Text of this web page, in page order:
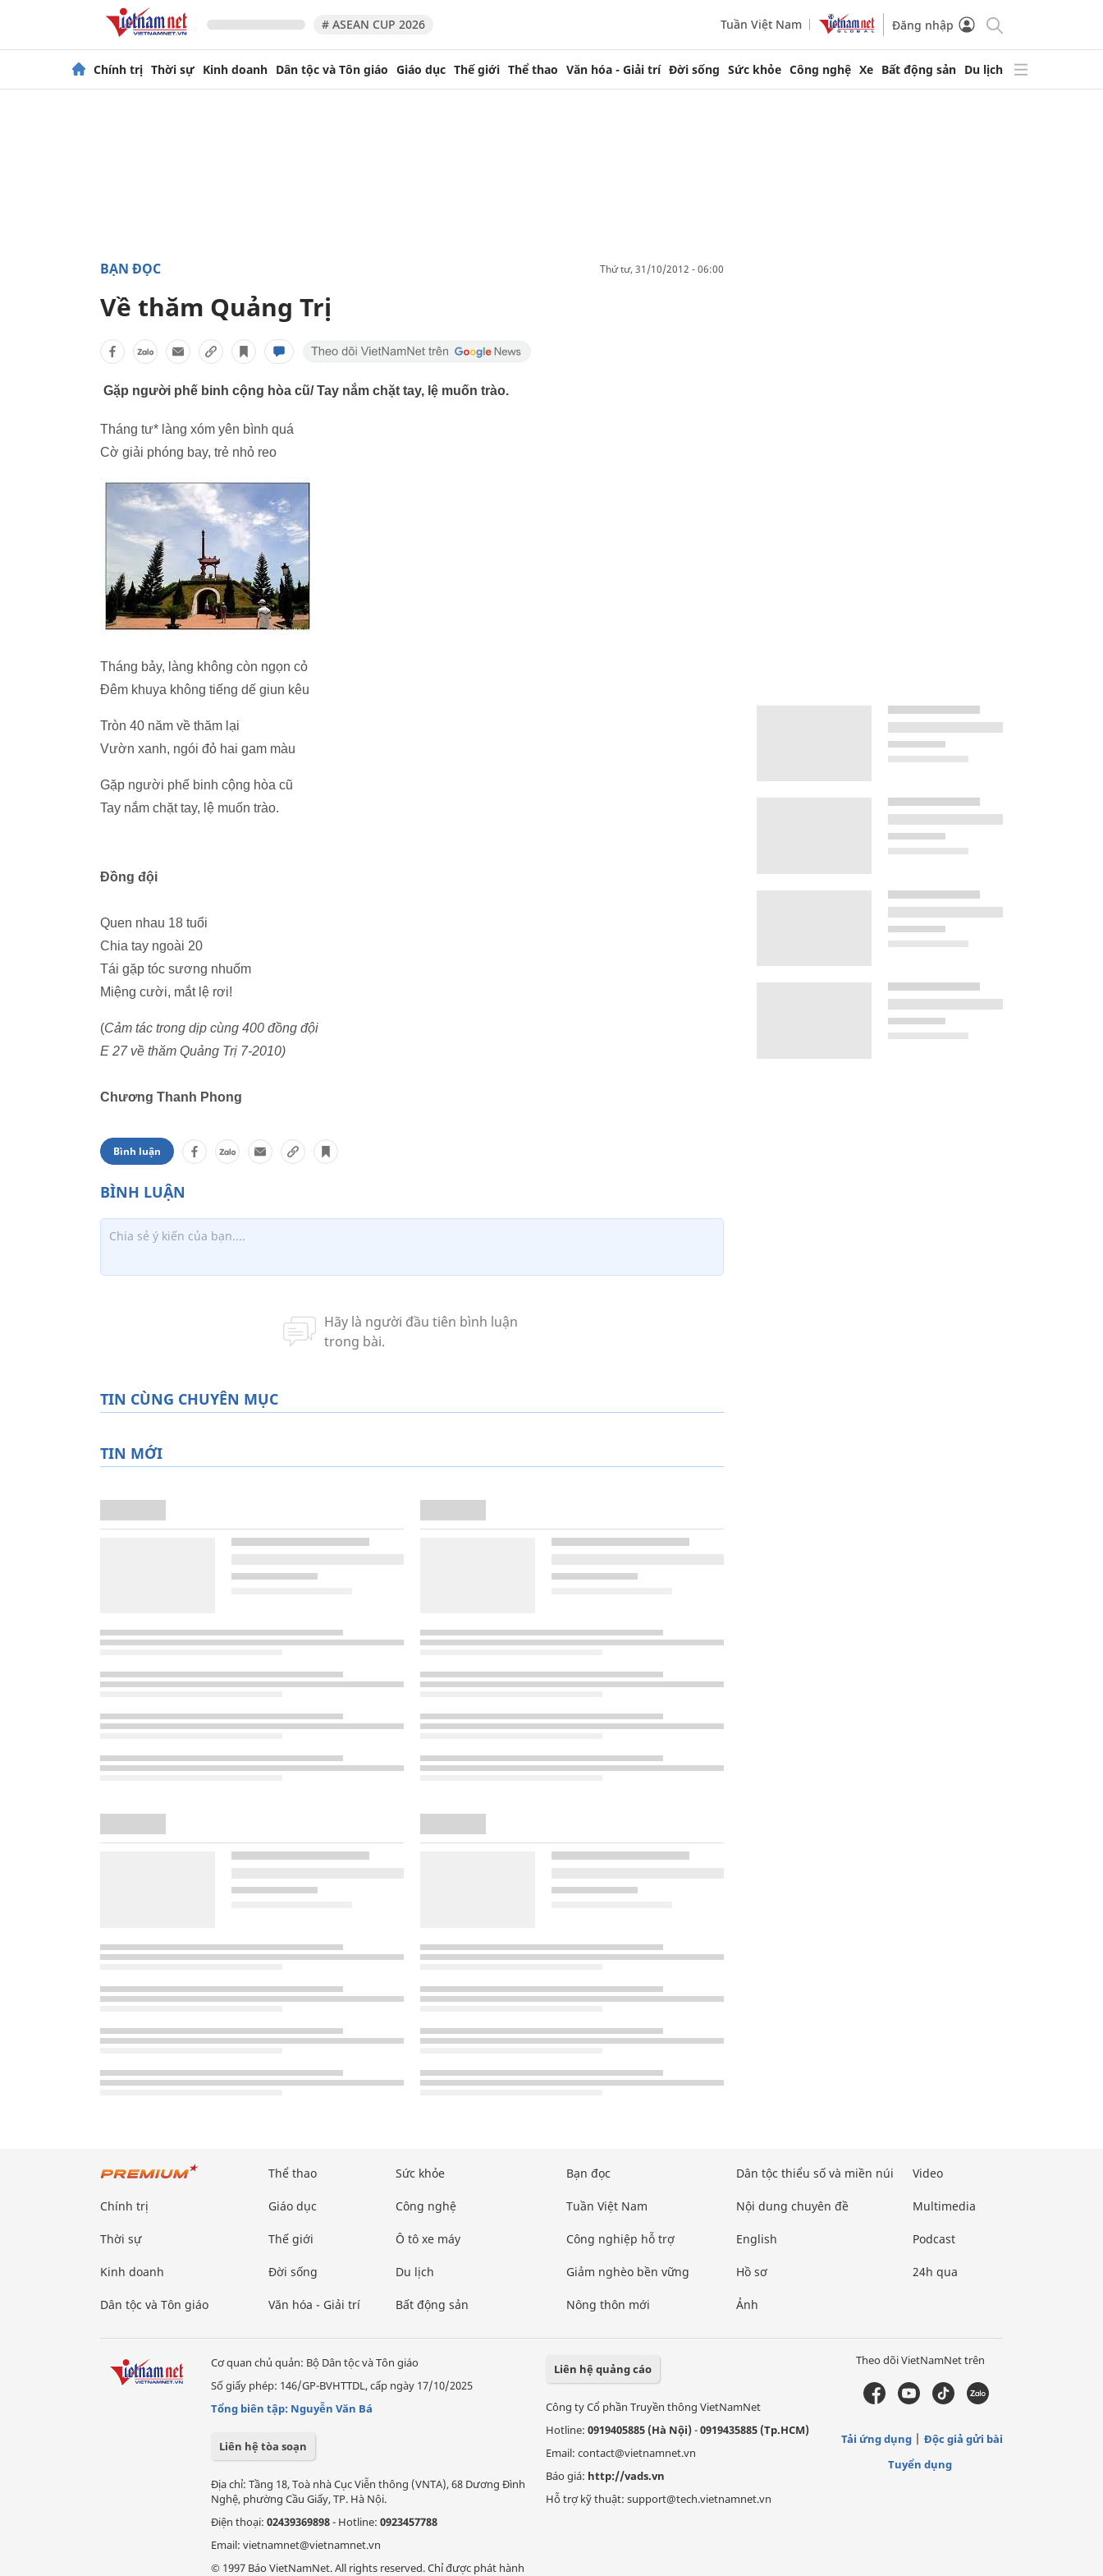
# ASEAN CUP 2026 Tuần Việt Nam Đăng nhập
Chính trị Thời sự Kinh doanh Dân tộc và Tôn giáo Giáo dục Thế giới Thể thao Văn hóa - Giải trí Đời sống Sức khỏe Công nghệ Xe Bất động sản Du lịch
BẠN ĐỌC thứ tư, 31/10/2012 - 06:00
Về thăm Quảng Trị
Gặp người phế binh cộng hòa cũ/ Tay nắm chặt tay, lệ muốn trào.
Tháng tư* làng xóm yên bình quá
Cờ giải phóng bay, trẻ nhỏ reo
Tháng bảy, làng không còn ngọn cỏ
Đêm khuya không tiếng dế giun kêu
Tròn 40 năm về thăm lại
Vườn xanh, ngói đỏ hai gam màu
Gặp người phế binh cộng hòa cũ
Tay nắm chặt tay, lệ muốn trào.
Đồng đội
Quen nhau 18 tuổi
Chia tay ngoài 20
Tái gặp tóc sương nhuốm
Miệng cười, mắt lệ rơi!
(Cảm tác trong dịp cùng 400 đồng đội
E 27 về thăm Quảng Trị 7-2010)
Chương Thanh Phong
Bình luận
TIN CÙNG CHUYÊN MỤC
TIN MỚI
Chính trị
Thời sự
Kinh doanh
Dân tộc và Tôn giáo
Thể thao
Giáo dục
Thế giới
Đời sống
Văn hóa - Giải trí
Sức khỏe
Công nghệ
Ô tô xe máy
Du lịch
Bất động sản
Bạn đọc
Tuần Việt Nam
Công nghiệp hỗ trợ
Giảm nghèo bền vững
Nông thôn mới
Dân tộc thiểu số và miền núi
Nội dung chuyên đề
English
Hồ sơ
Ảnh
Video
Multimedia
Podcast
24h qua
Cơ quan chủ quản: Bộ Dân tộc và Tôn giáo
Số giấy phép: 146/GP-BVHTTDL, cấp ngày 17/10/2025
Tổng biên tập: Nguyễn Văn Bá
Liên hệ tòa soạn
Địa chỉ: Tầng 18, Toà nhà Cục Viễn thông (VNTA), 68 Dương Đình
Nghệ, phường Cầu Giấy, TP. Hà Nội.
Điện thoại: 02439369898- Hotline: 0923457788
Email: vietnamnet@vietnamnet.vn
© 1997 Báo VietNamNet. All rights reserved. Chỉ được phát hành
Liên hệ quảng cáo
Công ty Cổ phần Truyền thông VietNamNet
Hotline: 0919405885 (Hà Nội)-0919435885 (Tp.HCM)
Email: contact@vietnamnet.vn
Báo giá: http://vads.vn
Hỗ trợ kỹ thuật: support@tech.vietnamnet.vn
Theo dõi VietNamNet trên
Tải ứng dụng
Độc giả gửi bài
Tuyển dụng